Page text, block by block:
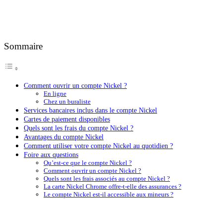
Sommaire
Comment ouvrir un compte Nickel ?
En ligne
Chez un buraliste
Services bancaires inclus dans le compte Nickel
Cartes de paiement disponibles
Quels sont les frais du compte Nickel ?
Avantages du compte Nickel
Comment utiliser votre compte Nickel au quotidien ?
Foire aux questions
Qu’est-ce que le compte Nickel ?
Comment ouvrir un compte Nickel ?
Quels sont les frais associés au compte Nickel ?
La carte Nickel Chrome offre-t-elle des assurances ?
Le compte Nickel est-il accessible aux mineurs ?